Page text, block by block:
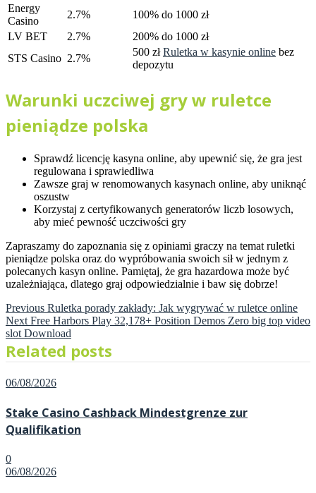
Energy
Casino
2.7%
100% do 1000 zł
LV BET
2.7%
200% do 1000 zł
STS Casino 2.7%
500 złRuletka w kasynie online bez
depozytu
Warunki uczciwej gry w ruletce
pieniądze polska
Sprawdź licencję kasyna online, aby upewnić się, że gra jest
regulowana i sprawiedliwa
Zawsze graj w renomowanych kasynach online, aby uniknąć
oszustw
Korzystaj z certyfikowanych generatorów liczb losowych,
aby mieć pewność uczciwości gry
Zapraszamy do zapoznania się z opiniami graczy na temat ruletki
pieniądze polska oraz do wypróbowania swoich sił w jednym z
polecanych kasyn online. Pamiętaj, że gra hazardowa może być
uzależniająca, dlatego graj odpowiedzialnie i baw się dobrze!
Post
navigation
Previous Previous
post:
Ruletka porady zakłady: Jak wygrywać w ruletce online
Next Next
post:
Free Harbors Play 32,178+ Position Demos Zero big top video
slot Download
Related posts
Posted
06/08/2026
Stake Casino Cashback Mindestgrenze zur
Qualifikation
0
Posted
06/08/2026